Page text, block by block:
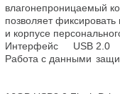
влагонепроницаемый
позволяет
и корпусе
Интерфейс	USB 2.0
Работа с данными	защита паролем, резервное копирование